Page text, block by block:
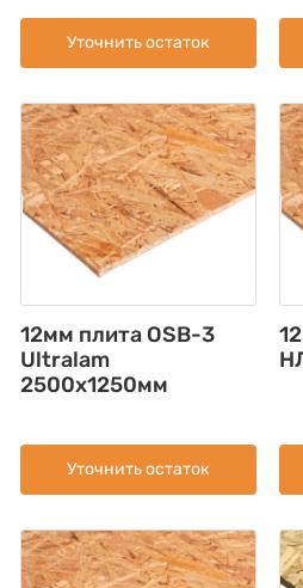
Уточнить остаток
12мм плита OSB-3
Ultralam
2500x1250мм
Уточнить остаток